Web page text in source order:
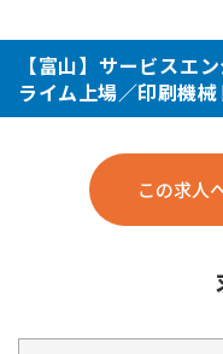
【富山】サービスエ
ライム上場／印刷機
この求人